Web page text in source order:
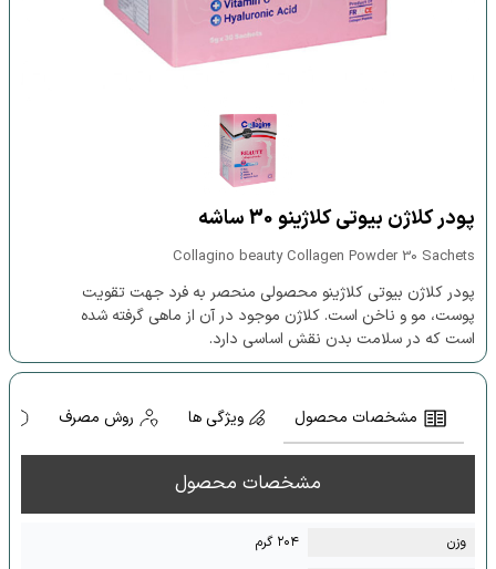
پودر کلاژن بیوتی کلاژینو 30 ساشه
Collagino beauty Collagen Powder 30 Sachets
پودر کلاژن بیوتی کلاژینو محصولی منحصر به فرد جهت تقویت
پوست، مو و ناخن است. کلاژن موجود در آن از ماهی گرفته شده
است که در سلامت بدن نقش اساسی دارد.
مشخصات محصول ویژگی ها روش مصرف
مشخصات محصول
وزن
۲۰۴ گرم